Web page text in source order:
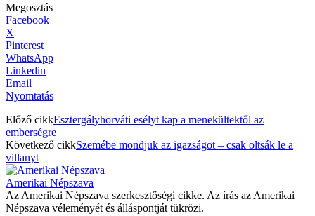
Megosztás
Facebook
X
Pinterest
WhatsApp
Linkedin
Email
Nyomtatás
Előző cikkEsztergályhorváti esélyt kap a menekültektől az
emberségre
Következő cikkSzemébe mondjuk az igazságot – csak oltsák le a
villanyt
Amerikai Népszava
Az Amerikai Népszava szerkesztőségi cikke. Az írás az Amerikai
Népszava véleményét és álláspontját tükrözi.